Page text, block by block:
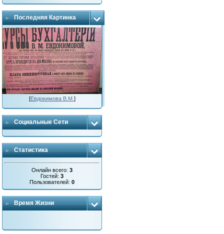
Последняя Картинка
[Евдокимова В.М. ]
Социальные Сети
Статистика
Онлайн всего:3
Гостей:3
Пользователей:0
Время Жизни